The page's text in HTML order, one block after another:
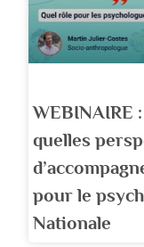
WEBINAIRE
quelles
pour le
Nationale